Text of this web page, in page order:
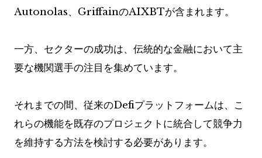
Autonolas、GriffainのAIXBTが含まれます。
一方、セクターの成功は、伝統的な金融において主
要な機関選手の注目を集めています。
それまでの間、従来のDefiプラットフォームは、こ
れらの機能を既存のプロジェクトに統合して競争力
を維持する方法を検討する必要があります。